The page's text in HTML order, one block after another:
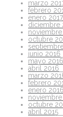
marzo
febrero
enero 2017
diciembre
noviembre
octubre
junio 2016
mayo 2016
abril 2016
marzo
febrero
enero 2016
noviembre
octubre
abril 2015